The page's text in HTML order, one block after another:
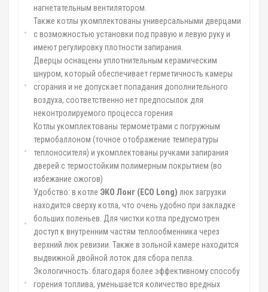
нагнетательным вентилятором.
Также котлы укомплектованы универсальными дверцами
с возможностью установки под правую и левую руку и
имеют регулировку плотности запирания.
Дверцы оснащены уплотнительным керамическим
шнуром, который обеспечивает герметичность камеры
сгорания и не допускает попадания дополнительного
воздуха, соответственно нет предпосылок для
неконтролируемого процесса горения
Котлы укомплектованы термометрами с погружным
термобаллоном (точное отображение температуры
теплоносителя) и укомплектованы ручками запирания
дверей с термостойким полимерным покрытием (во
избежание ожогов)
Удобство: в котле ЭКО Лонг (ECO Long) люк загрузки
находится сверху котла, что очень удобно при закладке
больших поленьев. Для чистки котла предусмотрен
доступ к внутренним частям теплообменника через
верхний люк ревизии. Также в зольной камере находится
выдвижной двойной лоток для сбора пепла.
Экологичность: благодаря более эффективному способу
горения топлива, уменьшается количество вредных